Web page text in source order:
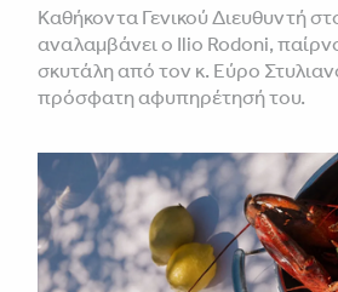
Καθήκοντα Γενικού Διευθυντή
αναλαμβάνει ο Ilio Rodoni,
σκυτάλη από τον κ. Εύρο
πρόσφατη αφυπηρέτησή του.